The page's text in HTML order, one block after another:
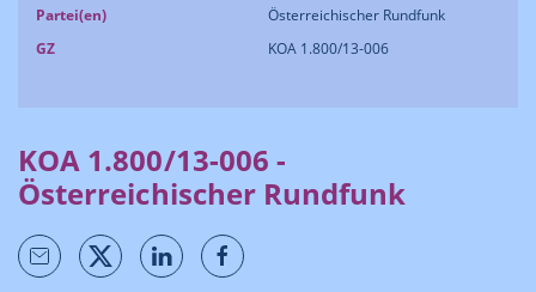
Partei(en)
Österreichischer Rundfunk
GZ
KOA 1.800/13-006
KOA 1.800/13-006 -
Österreichischer Rundfunk